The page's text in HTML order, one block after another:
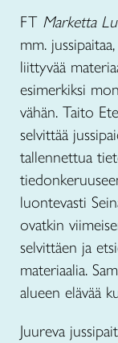
FT Marketta
mm.
liittyvää
esimerkiksi
vähän. Taito
selvittää
tallennettua
luontevasti
ovatkin
selvittäen ja
materiaalia.
alueen elävää
Juureva